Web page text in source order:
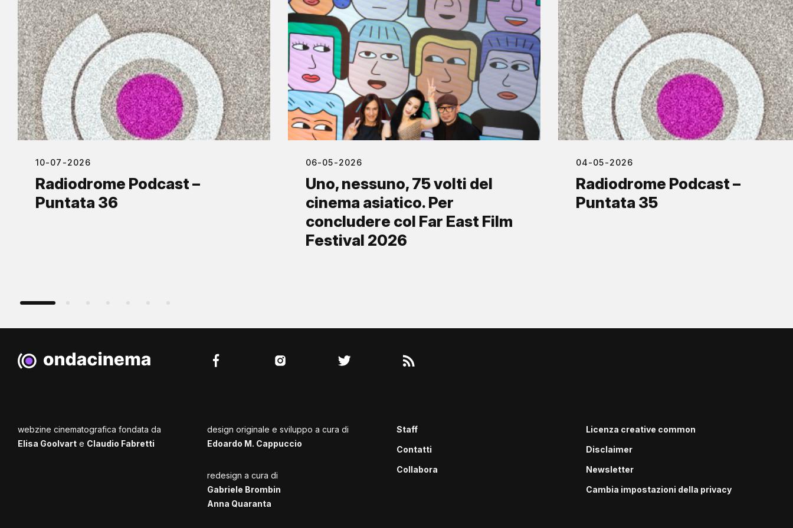
10-07-2026
Radiodrome Podcast –
Puntata 36
06-05-2026
Uno, nessuno, 75 volti del
cinema asiatico. Per
concludere col Far East Film
Festival 2026
04-05-2026
Radiodrome Podcast –
Puntata 35
webzine cinematografica fondata da
Elisa Goolvart e Claudio Fabretti
design originale e sviluppo a cura di
Edoardo M. Cappuccio
redesign a cura di
Gabriele Brombin
Anna Quaranta
Staff
Contatti
Collabora
Licenza creative common
Disclaimer
Newsletter
Cambia impostazioni della privacy